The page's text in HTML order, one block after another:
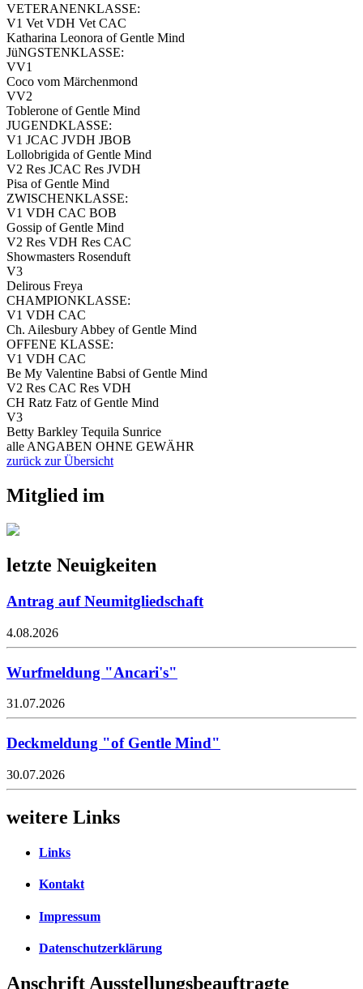
VETERANENKLASSE:
V1 Vet VDH Vet CAC
Katharina Leonora of Gentle Mind
JüNGSTENKLASSE:
VV1
Coco vom Märchenmond
VV2
Toblerone of Gentle Mind
JUGENDKLASSE:
V1 JCAC JVDH JBOB
Lollobrigida of Gentle Mind
V2 Res JCAC Res JVDH
Pisa of Gentle Mind
ZWISCHENKLASSE:
V1 VDH CAC BOB
Gossip of Gentle Mind
V2 Res VDH Res CAC
Showmasters Rosenduft
V3
Delirous Freya
CHAMPIONKLASSE:
V1 VDH CAC
Ch. Ailesbury Abbey of Gentle Mind
OFFENE KLASSE:
V1 VDH CAC
Be My Valentine Babsi of Gentle Mind
V2 Res CAC Res VDH
CH Ratz Fatz of Gentle Mind
V3
Betty Barkley Tequila Sunrice
alle ANGABEN OHNE GEWÄHR
zurück zur Übersicht
Mitglied im
letzte Neuigkeiten
Antrag auf Neumitgliedschaft
4.08.2026
Wurfmeldung "Ancari's"
31.07.2026
Deckmeldung "of Gentle Mind"
30.07.2026
weitere Links
Links
Kontakt
Impressum
Datenschutzerklärung
Anschrift Ausstellungsbeauftragte